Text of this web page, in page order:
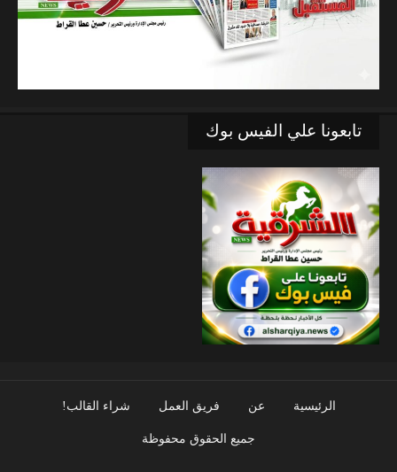
تابعونا علي الفيس بوك
الرئيسية عن فريق العمل شراء القالب!
جميع الحقوق محفوظة